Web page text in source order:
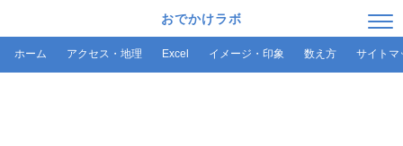
おでかけラボ
ホーム アクセス・地理 Excel イメージ・印象 数え方 サイトマ